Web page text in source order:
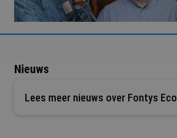
Nieuws
Lees meer nieuws over Fontys